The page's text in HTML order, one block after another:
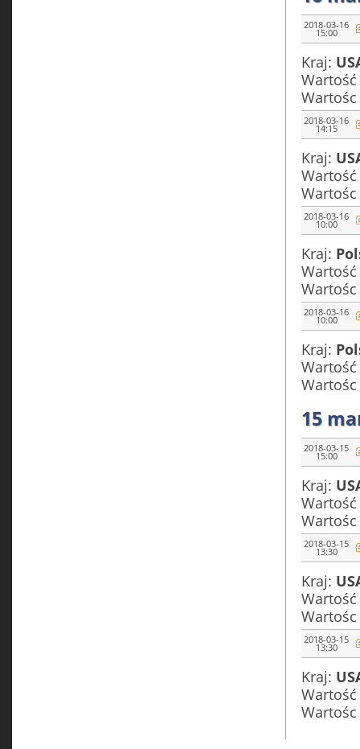
2018-03-16
15:00
Kraj:
2018-03-16
14:15
Kraj:
2018-03-16
10:00
Kraj:
2018-03-16
10:00
Kraj:
15
2018-03-15
15:00
Kraj:
2018-03-15
13:30
Kraj:
2018-03-15
13:30
Kraj: